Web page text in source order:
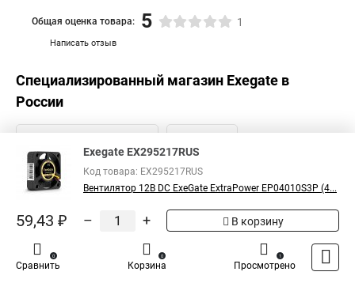
Написать отзыв
Общая оценка товара: 5 1
Специализированный магазин Exegate в
России
Exegate EX295217RUS
Код товара: EX295217RUS
Вентилятор 12В DC ExeGate ExtraPower EP04010S3P (4...
59,43 ₽ – + В корзину
Сравнить
0
Корзина
0
Просмотрено
1